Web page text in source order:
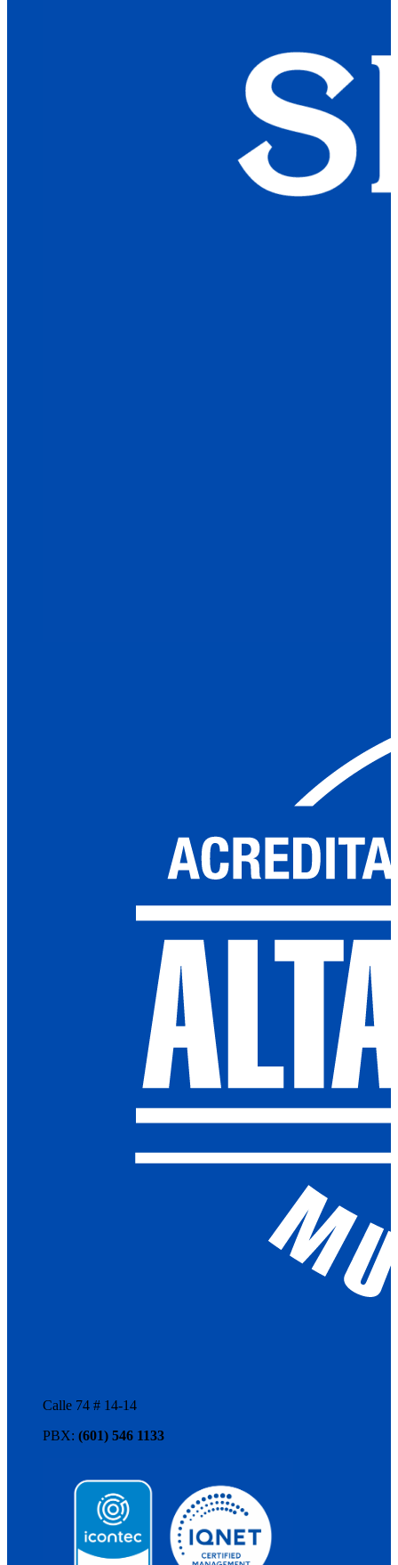
Calle 74 # 14-14
PBX: (601) 546 1133